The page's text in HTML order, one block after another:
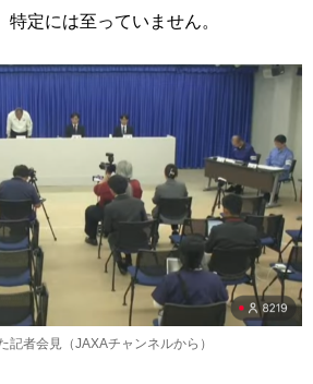
定には至っていません。
記者会見（JAXAチャンネルから）